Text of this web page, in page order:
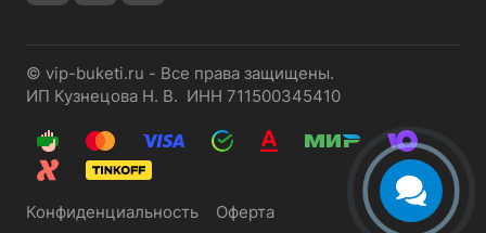
© vip-buketi.ru - Все права защищены.
ИП Кузнецова Н. В. ИНН 711500345410
Конфиденциальность Оферта